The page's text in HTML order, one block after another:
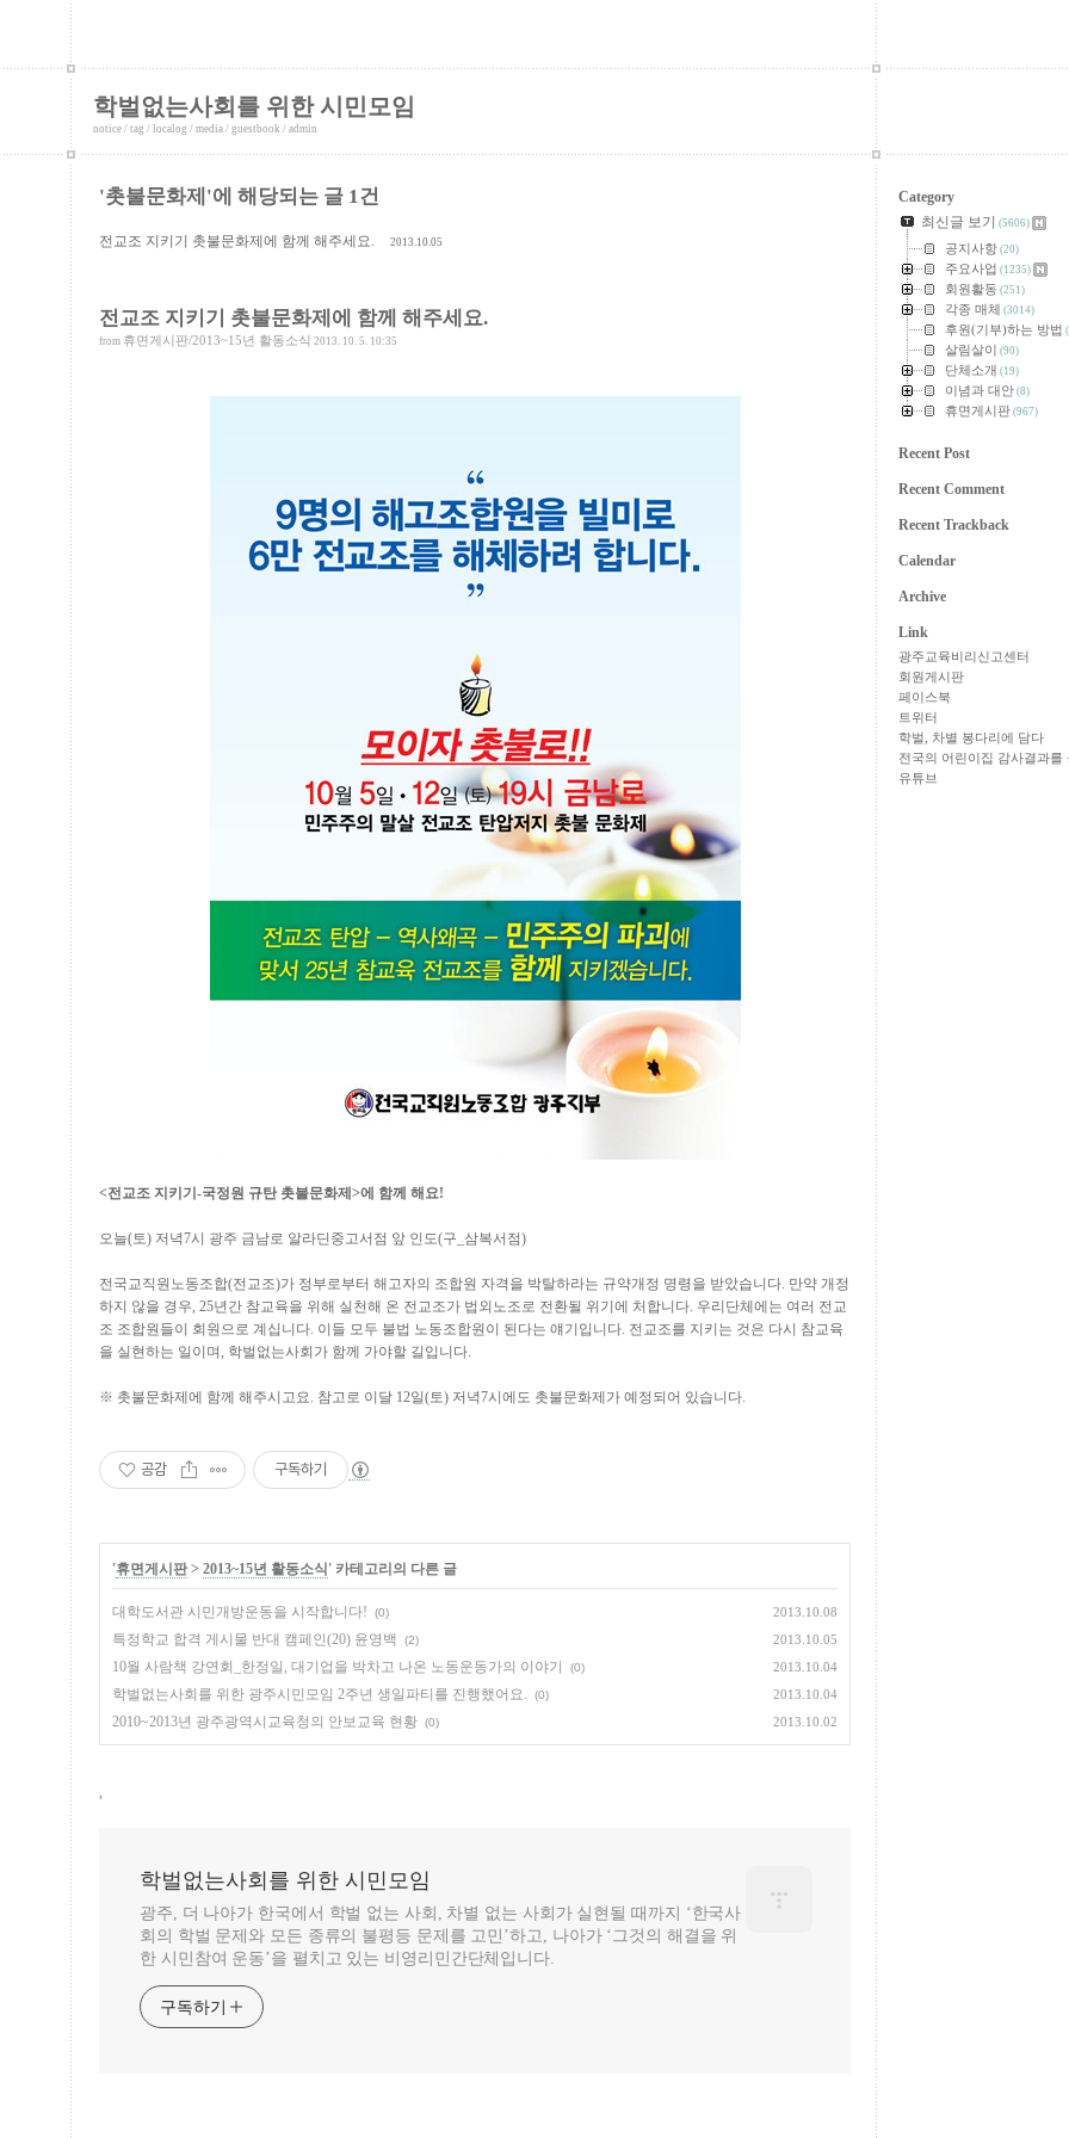
학벌없는사회를 위한 시민모임
notice / tag / localog / media / guestbook / admin
'촛불문화제'에 해당되는 글 1건
전교조 지키기 촛불문화제에 함께 해주세요. 2013.10.05
전교조 지키기 촛불문화제에 함께 해주세요.
from 휴면게시판/2013~15년 활동소식 2013. 10. 5. 10:35
<전교조 지키기-국정원 규탄 촛불문화제>에 함께 해요!
오늘(토) 저녁7시 광주 금남로 알라딘중고서점 앞 인도(구_삼복서점)
전국교직원노동조합(전교조)가 정부로부터 해고자의 조합원 자격을 박탈하라는 규약개정 명령을 받았습니다. 만약 개정
하지 않을 경우, 25년간 참교육을 위해 실천해 온 전교조가 법외노조로 전환될 위기에 처합니다. 우리단체에는 여러 전교
조 조합원들이 회원으로 계십니다. 이들 모두 불법 노동조합원이 된다는 얘기입니다. 전교조를 지키는 것은 다시 참교육
을 실현하는 일이며, 학벌없는사회가 함께 가야할 길입니다.
※ 촛불문화제에 함께 해주시고요. 참고로 이달 12일(토) 저녁7시에도 촛불문화제가 예정되어 있습니다.
공감 구독하기
'휴면게시판 > 2013~15년 활동소식 ' 카테고리의 다른 글
대학도서관 시민개방운동을 시작합니다! (0) 2013.10.08
특정학교 합격 게시물 반대 캠페인(20) 윤영백 (2) 2013.10.05
10월 사람책 강연회_한정일, 대기업을 박차고 나온 노동운동가의 이야기 (0) 2013.10.04
학벌없는사회를 위한 광주시민모임 2주년 생일파티를 진행했어요. (0) 2013.10.04
2010~2013년 광주광역시교육청의 안보교육 현황 (0) 2013.10.02
,
학벌없는사회를 위한 시민모임
광주, 더 나아가 한국에서 학벌 없는 사회, 차별 없는 사회가 실현될 때까지 ‘한국사
회의 학벌 문제와 모든 종류의 불평등 문제를 고민’하고, 나아가 ‘그것의 해결을 위
한 시민참여 운동’을 펼치고 있는 비영리민간단체입니다.
구독하기
Category
최신글 보기
(5606)
공지사항 (20)
주요사업 (1235)
회원활동 (251)
각종 매체 (3014)
후원(기부)하는 방법
살림살이 (90)
단체소개 (19)
이념과 대안 (8)
휴면게시판 (967)
Recent Post
Recent Comment
Recent Trackback
Calendar
Archive
Link
광주교육비리신고센터
회원게시판
페이스북
트위터
학벌, 차별 봉다리에 담다
전국의 어린이집 감사결과를
유튜브